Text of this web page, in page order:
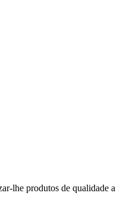
lhe produtos de qualidade a